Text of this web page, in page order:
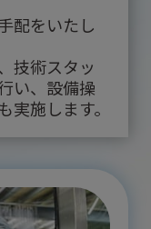
配をいたし
技術スタッ
い、設備操
施します。